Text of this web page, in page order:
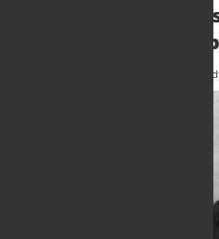
NORDWEST
von Hubert